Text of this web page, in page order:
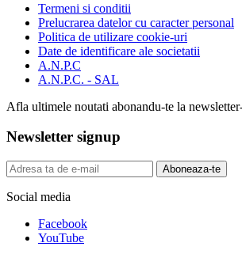
Termeni si conditii
Prelucrarea datelor cu caracter personal
Politica de utilizare cookie-uri
Date de identificare ale societatii
A.N.P.C
A.N.P.C. - SAL
Afla ultimele noutati abonandu-te la
Newsletter signup
Aboneaza-te
Social media
Facebook
YouTube